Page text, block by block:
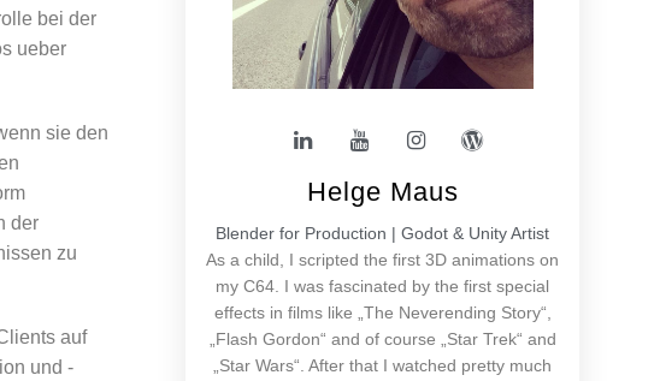
bei der
ueber
sie den
der
zu
auf
und -
Helge Maus
Blender for Production | Godot & Unity Artist
As a child, I scripted the first 3D animations on
my C64. I was fascinated by the first special
effects in films like „The Neverending Story“,
„Flash Gordon“ and of course „Star Trek“ and
„Star Wars“. After that I watched pretty much